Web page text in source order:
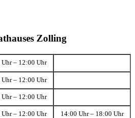
Zolling
– 12:00 Uhr
– 12:00 Uhr
– 12:00 Uhr
– 12:00 Uhr 14:00 Uhr – 18:00 Uhr